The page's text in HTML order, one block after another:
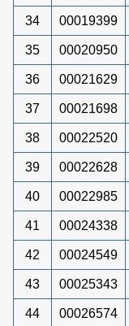
34 00019399
35 00020950
36 00021629
37 00021698
38 00022520
39 00022628
40 00022985
41 00024338
42 00024549
43 00025343
44 00026574